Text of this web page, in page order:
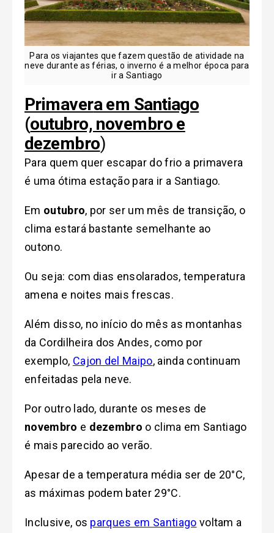
Para os viajantes que fazem questão de atividade na
neve durante as férias, o inverno é a melhor época para
ir a Santiago
Primaveraem Santiago
(outubro, novembro e
dezembro)
Para quem quer escapar do frio a primavera
é uma ótima estação para ir a Santiago.
Em outubro, por ser um mês de transição, o
clima estará bastante semelhante ao
outono.
Ou seja: com dias ensolarados, temperatura
amena e noites mais frescas.
Além disso, no início do mês as montanhas
da Cordilheira dos Andes, como por
exemplo, Cajon del Maipo, ainda continuam
enfeitadas pela neve.
Por outro lado, durante os meses de
novembro e dezembro o clima em Santiago
é mais parecido ao verão.
Apesar de a temperatura média ser de 20°C,
as máximas podem bater 29°C.
Inclusive, os parques em Santiago voltam a